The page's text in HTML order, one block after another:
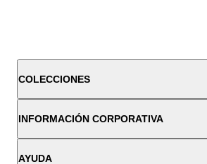
COLECCIONES
INFORMACIÓN CORPORATIVA
AYUDA